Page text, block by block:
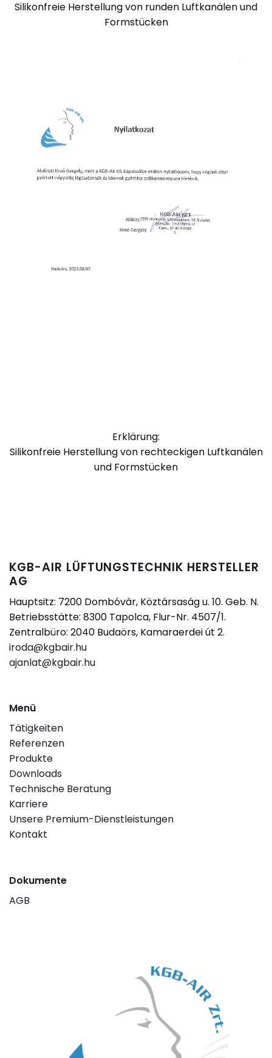
Silikonfreie Herstellung von runden Luftkanälen und
Formstücken
Erklärung:
Silikonfreie Herstellung von rechteckigen Luftkanälen
und Formstücken
KGB-AIR LÜFTUNGSTECHNIK HERSTELLER
AG
Hauptsitz: 7200 Dombóvár, Köztársaság u. 10. Geb. N.
Betriebsstätte: 8300 Tapolca, Flur-Nr. 4507/1.
Zentralbüro: 2040 Budaörs, Kamaraerdei út 2.
iroda@kgbair.hu
ajanlat@kgbair.hu
Menü
Tätigkeiten
Referenzen
Produkte
Downloads
Technische Beratung
Karriere
Unsere Premium-Dienstleistungen
Kontakt
Dokumente
AGB